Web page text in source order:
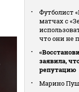
Футболист
матчах с
что они не
заявила,
репутацию
Марино